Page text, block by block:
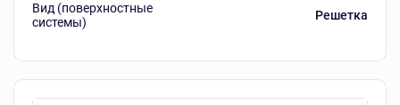
Вид (поверхностные
системы)
Решетка